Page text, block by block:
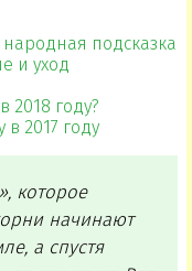
подсказка
и уход
2018 году?
в 2017 году
которое
начинают
а спустя